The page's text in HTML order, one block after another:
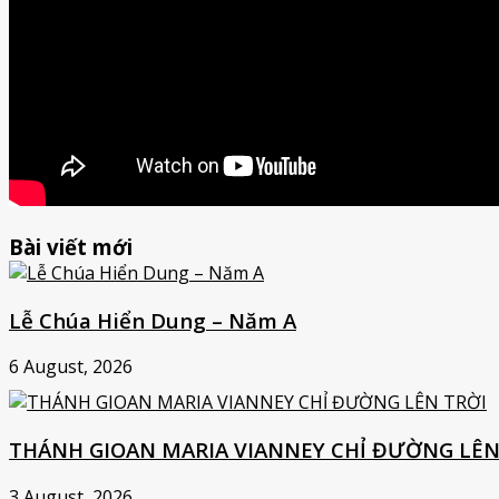
Bài viết mới
Lễ Chúa Hiển Dung – Năm A
6 August, 2026
THÁNH GIOAN MARIA VIANNEY CHỈ ĐƯỜNG